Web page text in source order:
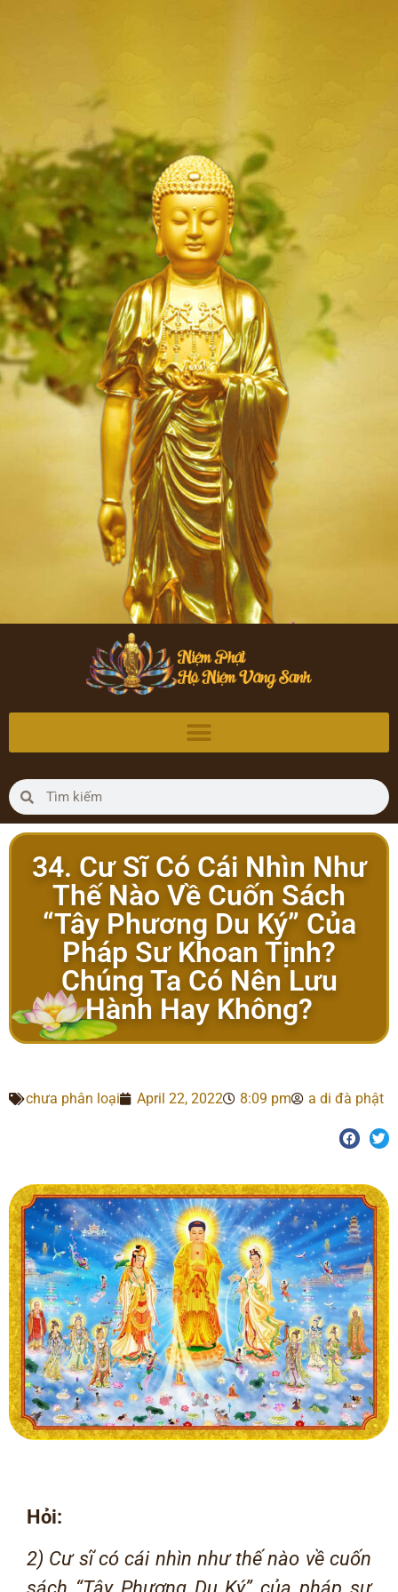
34. Cư Sĩ Có Cái Nhìn Như
Thế Nào Về Cuốn Sách
“Tây Phương Du Ký” Của
Pháp Sư Khoan Tịnh?
Chúng Ta Có Nên Lưu
Hành Hay Không?
chưa phân loại April 22, 2022 8:09 pm a di đà phật
Hỏi:
2) Cư sĩ có cái nhìn như thế nào về cuốn